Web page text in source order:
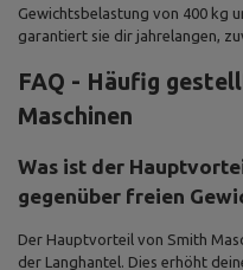
Gewichtsbelastung von 400 kg
garantiert sie dir jahrelangen,
FAQ - Häufig
Maschinen
Was ist der
gegenüber freien
Der Hauptvorteil von Smith
der Langhantel. Dies erhöht